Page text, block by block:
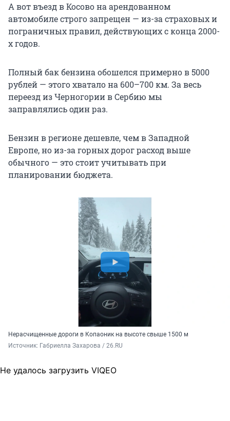
А вот въезд в Косово на арендованном
автомобиле строго запрещен — из-за страховых и
пограничных правил, действующих с конца 2000-
х годов.
Полный бак бензина обошелся примерно в 5000
рублей — этого хватало на 600–700 км. За весь
переезд из Черногории в Сербию мы
заправлялись один раз.
Бензин в регионе дешевле, чем в Западной
Европе, но из-за горных дорог расход выше
обычного — это стоит учитывать при
планировании бюджета.
Нерасчищенные дороги в Копаоник на высоте свыше 1500 м
Источник: Габриелла Захарова / 26.RU
Не удалось загрузить VIQEO